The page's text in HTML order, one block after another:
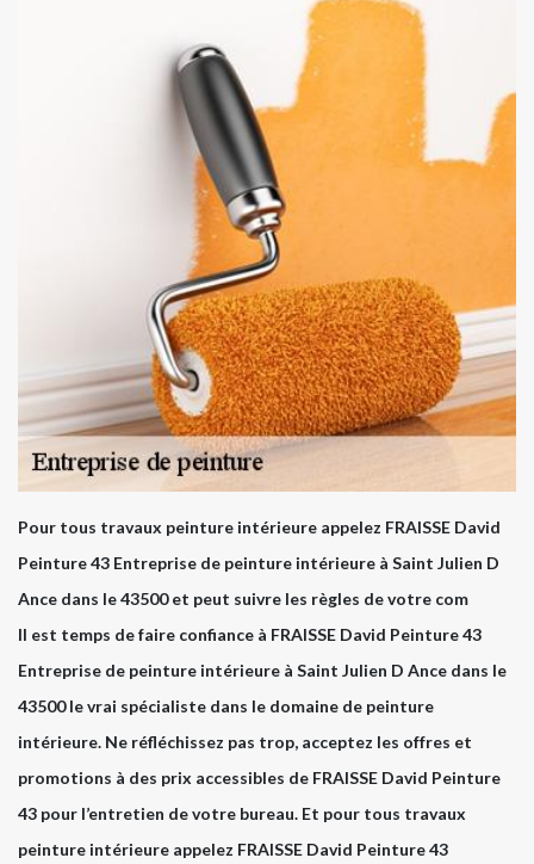
Pour tous travaux peinture intérieure appelez FRAISSE David
Peinture 43 Entreprise de peinture intérieure à Saint Julien D
Ance dans le 43500 et peut suivre les règles de votre com
Il est temps de faire confiance à FRAISSE David Peinture 43
Entreprise de peinture intérieure à Saint Julien D Ance dans le
43500 le vrai spécialiste dans le domaine de peinture
intérieure. Ne réfléchissez pas trop, acceptez les offres et
promotions à des prix accessibles de FRAISSE David Peinture
43 pour l’entretien de votre bureau. Et pour tous travaux
peinture intérieure appelez FRAISSE David Peinture 43